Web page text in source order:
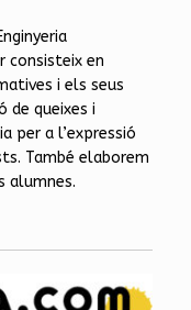
consisteix en
i els seus
de queixes i
per a l’expressió
També elaborem
alumnes.